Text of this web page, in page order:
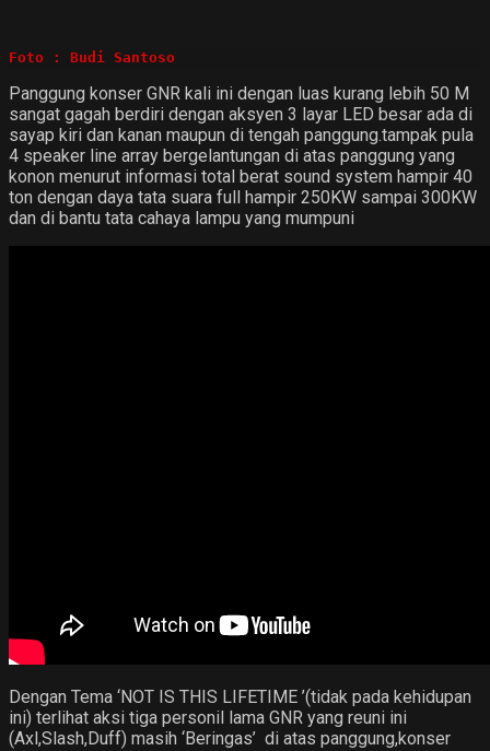
Foto : Budi Santoso
Panggung konser GNR kali ini dengan luas kurang lebih 50 M
sangat gagah berdiri dengan aksyen 3 layar LED besar ada di
sayap kiri dan kanan maupun di tengah panggung.tampak pula
4 speaker line array bergelantungan di atas panggung yang
konon menurut informasi total berat sound system hampir 40
ton dengan daya tata suara full hampir 250KW sampai 300KW
dan di bantu tata cahaya lampu yang mumpuni
Dengan Tema ‘NOT IS THIS LIFETIME ’(tidak pada kehidupan
ini) terlihat aksi tiga personil lama GNR yang reuni ini
(Axl,Slash,Duff) masih ‘Beringas’ di atas panggung,konser